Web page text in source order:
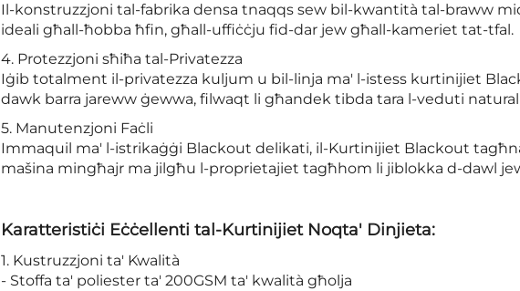
Il-konstruzzjoni tal-fabrika densa tnaqqs sew bil-kwantità tal-braww
ideali għall-ħobba ħfin, għall-uffiċċju fid-dar jew għall-kameriet tat-tfal.
4. Protezzjoni sħiħa tal-Privatezza
Iġib totalment il-privatezza kuljum u bil-linja ma' l-istess kurtinijiet
dawk barra jareww ġewwa, filwaqt li għandek tibda tara l-veduti
5. Manutenzjoni Faċli
Immaquil ma' l-istrikaġġi Blackout delikati, il-Kurtinijiet Blackout
mašina mingħajr ma jilgħu l-proprietajiet tagħhom li jiblokka d-dawl
Karatteristiċi Eċċellenti tal-Kurtinijiet Noqta' Dinjieta:
1. Kustruzzjoni ta' Kwalità
- Stoffa ta' poliester ta' 200GSM ta' kwalità għolja